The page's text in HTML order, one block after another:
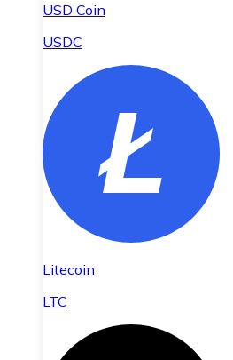
USD Coin
USDC
Litecoin
LTC